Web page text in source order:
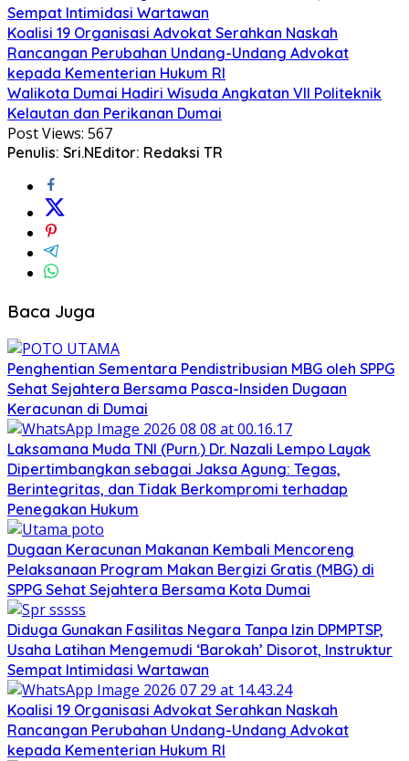
Sempat Intimidasi Wartawan
Koalisi 19 Organisasi Advokat Serahkan Naskah
Rancangan Perubahan Undang-Undang Advokat
kepada Kementerian Hukum RI
Walikota Dumai Hadiri Wisuda Angkatan VII Politeknik
Kelautan dan Perikanan Dumai
Post Views: 567
Penulis: Sri.NEditor: Redaksi TR
Baca Juga
Penghentian Sementara Pendistribusian MBG oleh SPPG
Sehat Sejahtera Bersama Pasca-Insiden Dugaan
Keracunan di Dumai
Laksamana Muda TNI (Purn.) Dr. Nazali Lempo Layak
Dipertimbangkan sebagai Jaksa Agung: Tegas,
Berintegritas, dan Tidak Berkompromi terhadap
Penegakan Hukum
Dugaan Keracunan Makanan Kembali Mencoreng
Pelaksanaan Program Makan Bergizi Gratis (MBG) di
SPPG Sehat Sejahtera Bersama Kota Dumai
Diduga Gunakan Fasilitas Negara Tanpa Izin DPMPTSP,
Usaha Latihan Mengemudi ‘Barokah’ Disorot, Instruktur
Sempat Intimidasi Wartawan
Koalisi 19 Organisasi Advokat Serahkan Naskah
Rancangan Perubahan Undang-Undang Advokat
kepada Kementerian Hukum RI